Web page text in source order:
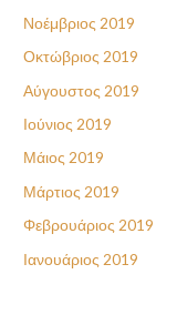
Νοέμβριος 2019
Οκτώβριος 2019
Αύγουστος 2019
Ιούνιος 2019
Μάιος 2019
Μάρτιος 2019
Φεβρουάριος 2019
Ιανουάριος 2019